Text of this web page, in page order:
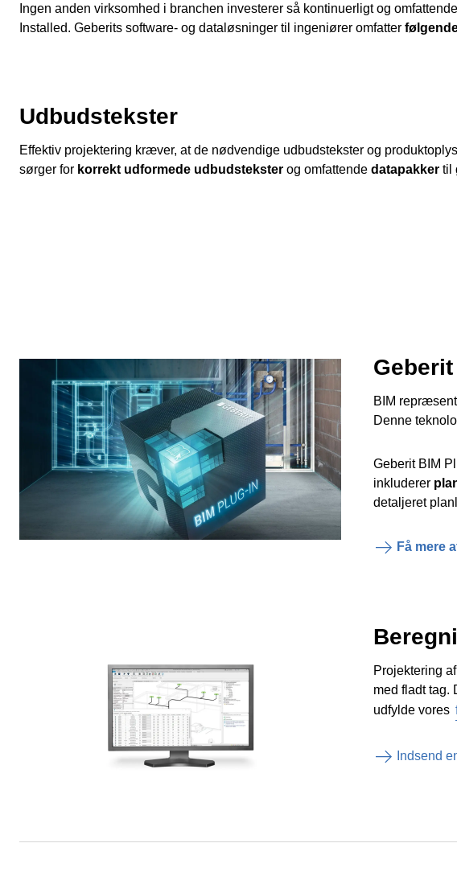
Ingen anden virksomhed i branchen investerer så kontinuerligt og
Installed. Geberits software- og dataløsninger til ingeniører omfatter
Udbudstekster
Effektiv projektering kræver, at de nødvendige udbudstekster og
sørger for korrekt udformede udbudstekster og omfattende datapakker til
BIM
Denne
Geberit BIM
inkluderer
detaljeret
Få mere
Projektering
med fladt tag.
udfylde vores
Indsend